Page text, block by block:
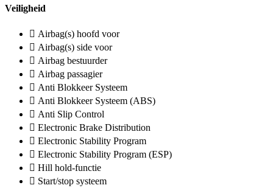
Veiligheid
Airbag(s) hoofd voor
Airbag(s) side voor
Airbag bestuurder
Airbag passagier
Anti Blokkeer Systeem
Anti Blokkeer Systeem (ABS)
Anti Slip Control
Electronic Brake Distribution
Electronic Stability Program
Electronic Stability Program (ESP)
Hill hold-functie
Start/stop systeem